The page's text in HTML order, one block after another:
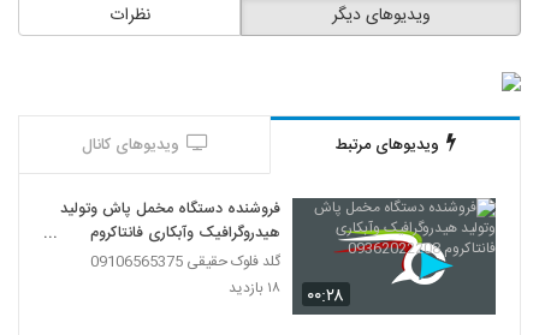
نظرات ویدیوهای دیگر
ویدیوهای مرتبط ویدیوهای کانال
۰۰:۲۸
فروشنده دستگاه مخمل پاش وتولید
هیدروگرافیک وآبکاری فانتاکروم
09362022208
گلد فلوک حقیقی 09106565375
۱۸ بازدید